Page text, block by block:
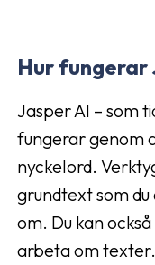
Hur fungerar
Jasper AI – som
fungerar genom
nyckelord.
grundtext som
om. Du kan
arbeta om